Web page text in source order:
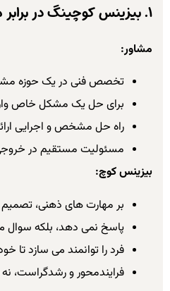
۱. بیزینس کوچینگ در برابر مشاوره (Consulting)
مشاور:
تخصص فنی در یک حوزه
برای حل یک مشکل خاص
راه حل مشخص و اجرایی
مسئولیت مستقیم در
بیزینس کوچ:
بر مهارت های ذهنی، تصمیم
پاسخ نمی دهد، بلکه سوال
فرد را توانمند می سازد تا
فرایندمحور و رشدگراست،